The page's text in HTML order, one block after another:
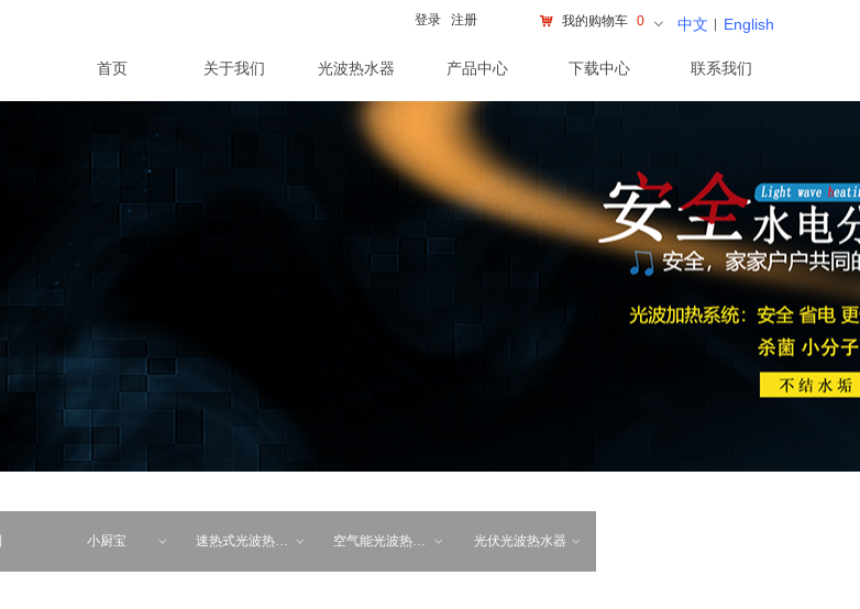
首页 关于我们 光波热水器 产品中心 下载中心 联系我们
登录 注册 낙 我的购物车 0 ꀁ 中文 ︱ English
ꀁ
小厨宝 ꀁ
速热式光波热水器 ꀁ
空气能光波热水器 ꀁ
光伏光波热水器